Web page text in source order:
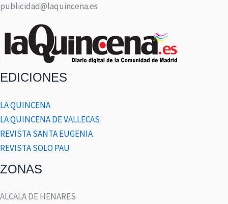
publicidad@laquincena.es
EDICIONES
LA QUINCENA
LA QUINCENA DE VALLECAS
REVISTA SANTA EUGENIA
REVISTA SOLO PAU
ZONAS
ALCALA DE HENARES